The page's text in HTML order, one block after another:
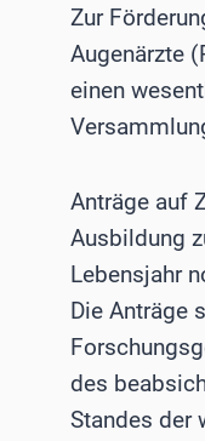
Zur
Augenärzte
einen
Anträge auf
Ausbildung
Lebensjahr
Die Anträge
des
Standes der